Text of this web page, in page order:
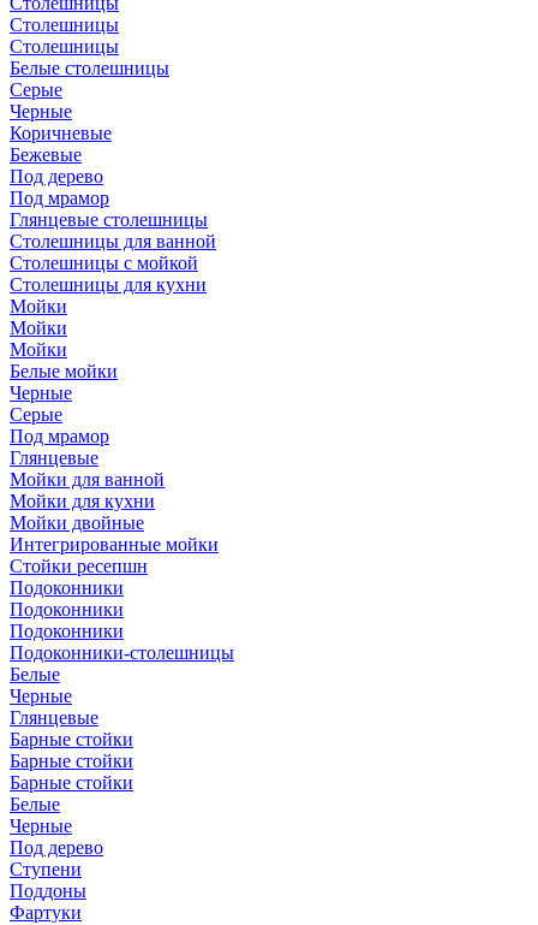
Столешницы
Столешницы
Белые столешницы
Серые
Черные
Коричневые
Бежевые
Под дерево
Под мрамор
Глянцевые столешницы
Столешницы для ванной
Столешницы с мойкой
Столешницы для кухни
Мойки
Мойки
Мойки
Белые мойки
Черные
Серые
Под мрамор
Глянцевые
Мойки для ванной
Мойки для кухни
Мойки двойные
Интегрированные мойки
Стойки ресепшн
Подоконники
Подоконники
Подоконники
Подоконники-столешницы
Белые
Черные
Глянцевые
Барные стойки
Барные стойки
Барные стойки
Белые
Черные
Под дерево
Ступени
Поддоны
Фартуки